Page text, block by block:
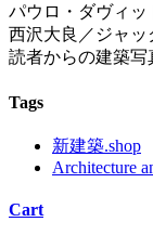
パウロ・ダヴィ
西沢大良／ジャ
読者からの建築写
Tags
新建築.shop
Architecture
Cart